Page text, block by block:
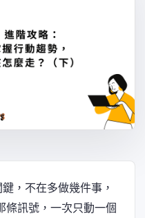
，不在多做幾件事，
條訊號，一次只動一個